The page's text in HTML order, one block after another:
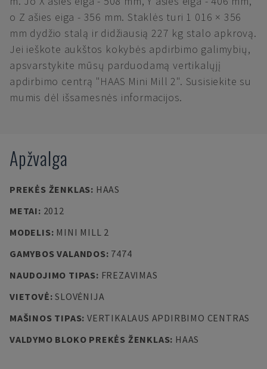
o Z ašies eiga - 356 mm. Staklės turi 1 016 × 356
mm dydžio stalą ir didžiausią 227 kg stalo apkrovą.
Jei ieškote aukštos kokybės apdirbimo galimybių,
apsvarstykite mūsų parduodamą vertikalųjį
apdirbimo centrą "HAAS Mini Mill 2". Susisiekite su
mumis dėl išsamesnės informacijos.
Apžvalga
PREKĖS ŽENKLAS: HAAS
METAI: 2012
MODELIS: MINI MILL 2
GAMYBOS VALANDOS: 7474
NAUDOJIMO TIPAS: FREZAVIMAS
VIETOVĖ:SLOVĖNIJA
MAŠINOS TIPAS: VERTIKALAUS APDIRBIMO CENTRAS
VALDYMO BLOKO PREKĖS ŽENKLAS: HAAS